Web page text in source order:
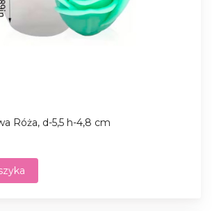
Róża, d-5,5 h-4,8 cm